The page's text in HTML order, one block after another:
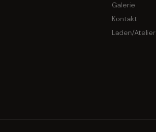
Galerie
Kontakt
Laden/Atelier